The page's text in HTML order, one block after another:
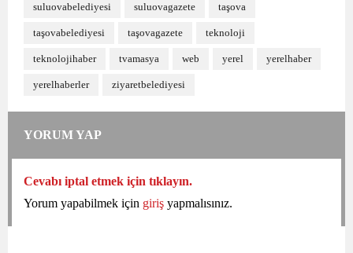
suluovabelediyesi suluovagazete taşova
taşovabelediyesi taşovagazete teknoloji
teknolojihaber tvamasya web yerel yerelhaber
yerelhaberler ziyaretbelediyesi
YORUM YAP
Cevabı iptal etmek için tıklayın.
Yorum yapabilmek için giriş yapmalısınız.